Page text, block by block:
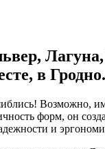
в Гродно.
Возможно,
форм, он
и